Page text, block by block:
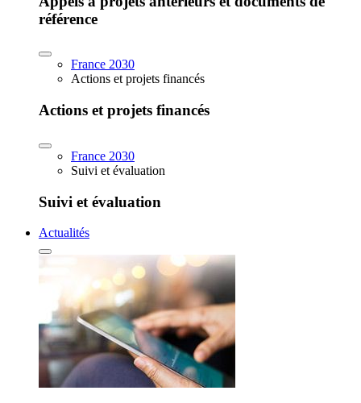
référence
France 2030
Actions et projets financés
Actions et projets financés
France 2030
Suivi et évaluation
Suivi et évaluation
Actualités